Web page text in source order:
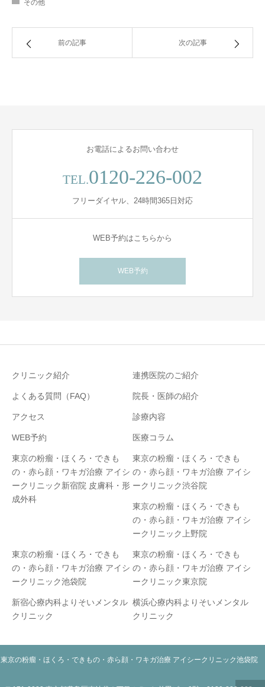
その他
前の記事 次の記事
お電話によるお問い合わせ
TEL.0120-226-002
フリーダイヤル、24時間365日対応
WEB予約はこちらから
WEB予約
クリニック紹介 連携医院のご紹介
よくある質問（FAQ） 院長・医師の紹介
アクセス 診療内容
WEB予約 医療コラム
東京の粉瘤・ほくろ・できも
の・赤ら顔・ワキガ治療 アイシ
ークリニック新宿院 皮膚科・形
成外科
東京の粉瘤・ほくろ・できも
の・赤ら顔・ワキガ治療 アイシ
ークリニック渋谷院
東京の粉瘤・ほくろ・できも
の・赤ら顔・ワキガ治療 アイシ
ークリニック上野院
東京の粉瘤・ほくろ・できも
の・赤ら顔・ワキガ治療 アイシ
ークリニック池袋院
東京の粉瘤・ほくろ・できも
の・赤ら顔・ワキガ治療 アイシ
ークリニック東京院
新宿心療内科よりそいメンタル
クリニック
横浜心療内科よりそいメンタル
クリニック
東京の粉瘤・ほくろ・できもの・赤ら顔・ワキガ治療 アイシークリニック池袋院